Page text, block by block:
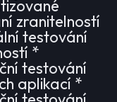
zranitelností
testování
*
testování
aplikací *